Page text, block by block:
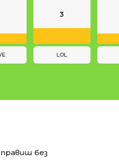
3
LOL
без